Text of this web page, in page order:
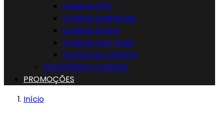
Coleiras GPS
Coleiras Galinholas
Coleiras Ensino
Coleiras Anti-Fuga
Acessórios Coleiras
ACESSÓRIOS CANINOS
PROMOÇÕES
Início